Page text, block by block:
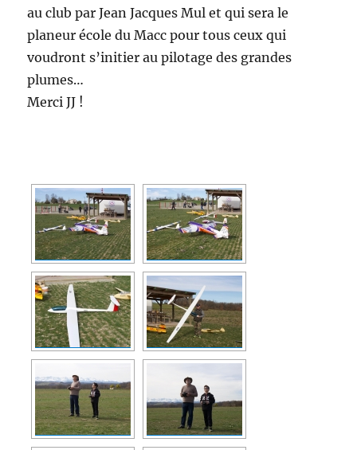
au club par Jean Jacques Mul et qui sera le
planeur école du Macc pour tous ceux qui
voudront s’initier au pilotage des grandes
plumes…
Merci JJ !